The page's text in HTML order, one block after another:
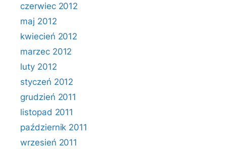
czerwiec 2012
maj 2012
kwiecień 2012
marzec 2012
luty 2012
styczeń 2012
grudzień 2011
listopad 2011
październik 2011
wrzesień 2011